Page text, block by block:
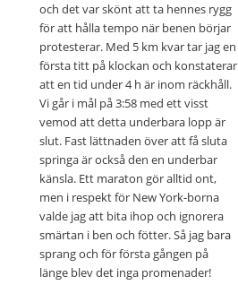
och det var skönt att ta hennes rygg
för att hålla tempo när benen börjar
protesterar. Med 5 km kvar tar jag en
första titt på klockan och konstaterar
att en tid under 4 h är inom räckhåll.
Vi går i mål på 3:58 med ett visst
vemod att detta underbara lopp är
slut. Fast lättnaden över att få sluta
springa är också den en underbar
känsla. Ett maraton gör alltid ont,
men i respekt för New York-borna
valde jag att bita ihop och ignorera
smärtan i ben och fötter. Så jag bara
sprang och för första gången på
länge blev det inga promenader!